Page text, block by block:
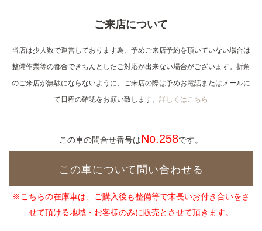
ご来店について
当店は少人数で運営しております為、予めご来店予約を頂いていない場合は
整備作業等の都合できちんとしたご対応が出来ない場合がございます。折角
のご来店が無駄にならないように、ご来店の際は予めお電話またはメールに
て日程の確認をお願い致します。 詳しくはこちら
この車の問合せ番号はNo.258です。
この車について問い合わせる
※こちらの在庫車は、ご購入後も整備等で末長いお付き合いをさ
せて頂ける地域・お客様のみに販売とさせて頂きます。